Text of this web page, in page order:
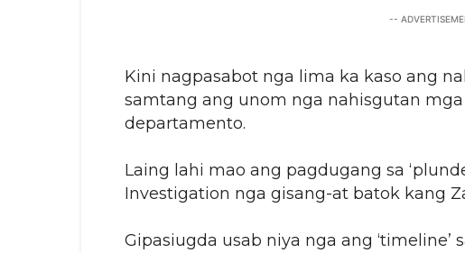
--
Kini nagpasabot nga lima ka kaso ang
samtang ang unom nga nahisgutan
departamento.
Laing lahi mao ang pagdugang sa
Investigation nga gisang-at batok kang
Gipasiugda usab niya nga ang ‘timeline’